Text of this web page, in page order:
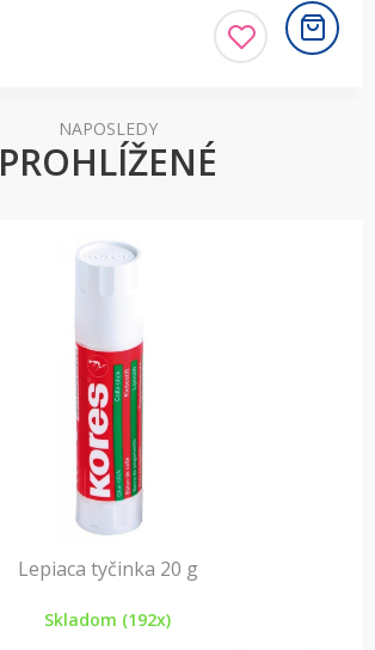
NAPOSLEDY
PROHLÍŽENÉ
Lepiaca tyčinka 20 g
Skladom (192x)